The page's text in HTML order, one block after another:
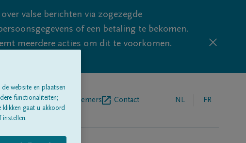
valse berichten via zogezegde
of een betaling te bekomen.
meerdere acties om dit te voorkomen.
onsBegrafenisondernemers Contact NL FR
website en plaatsen
functionaliteiten;
klikken gaat u akkoord
instellen.